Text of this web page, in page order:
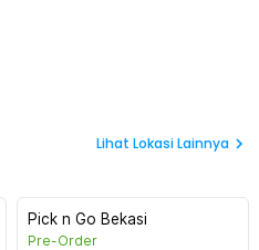
Lihat Lokasi Lainnya
Pick n Go Bekasi
Pre-Order